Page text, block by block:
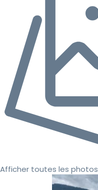
Afficher toutes les photos